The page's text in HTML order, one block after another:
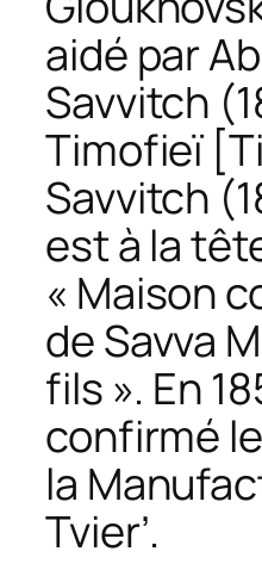
aidé par
Savvitch
Timofieï
Savvitch
est à la
« Maison
de Savva
fils ». En
confirmé
la
Tvier’.